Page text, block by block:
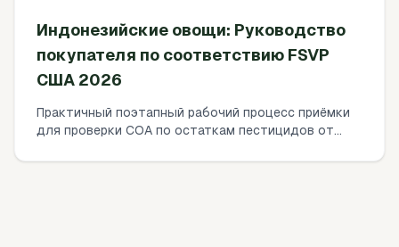
Индонезийские овощи: Руководство
покупателя по соответствию FSVP
США 2026
Практичный поэтапный рабочий процесс приёмки
для проверки COA по остаткам пестицидов от
соответствия FSVP США в 2026 году. Как